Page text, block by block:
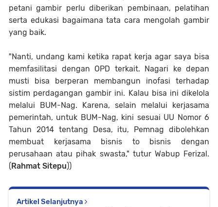
petani gambir perlu diberikan pembinaan, pelatihan
serta edukasi bagaimana tata cara mengolah gambir
yang baik.
"Nanti, undang kami ketika rapat kerja agar saya bisa
memfasilitasi dengan OPD terkait. Nagari ke depan
musti bisa berperan membangun inofasi terhadap
sistim perdagangan gambir ini. Kalau bisa ini dikelola
melalui BUM-Nag. Karena, selain melalui kerjasama
pemerintah, untuk BUM-Nag, kini sesuai UU Nomor 6
Tahun 2014 tentang Desa, itu, Pemnag dibolehkan
membuat kerjasama bisnis to bisnis dengan
perusahaan atau pihak swasta," tutur Wabup Ferizal.
(Rahmat Sitepu))
Artikel Selanjutnya